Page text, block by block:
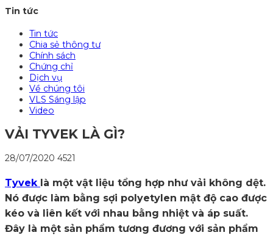
Tin tức
Tin tức
Chia sẻ thông tư
Chính sách
Chứng chỉ
Dịch vụ
Về chúng tôi
VLS Sáng lập
Video
VẢI TYVEK LÀ GÌ?
28/07/2020 4521
Tyvek là một vật liệu tổng hợp như vải không dệt.
Nó được làm bằng sợi polyetylen mật độ cao được
kéo và liên kết với nhau bằng nhiệt và áp suất.
Đây là một sản phẩm tương đương với sản phẩm